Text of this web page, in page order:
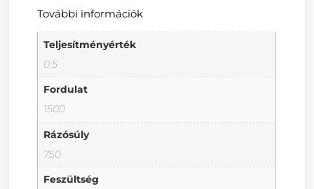
További információk
Teljesítményérték
0.5
Fordulat
1500
Rázósúly
750
Feszültség